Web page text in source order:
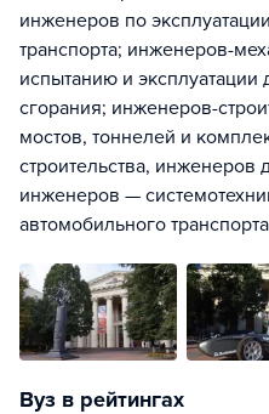
инженеров по
транспорта; инженеров-
испытанию и эксплуатации
сгорания; инженеров-
мостов, тоннелей и
строительства,
инженеров —
автомобильного
Вуз в рейтингах